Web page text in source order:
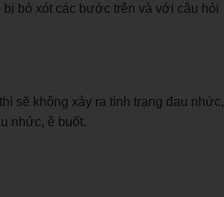
bỏ xót các bước trên và với câu hỏi
sẽ không xảy ra tình trạng đau nhức,
nhức, ê buốt.